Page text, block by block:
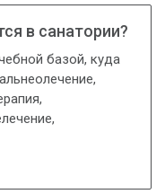
в санатории?
базой, куда